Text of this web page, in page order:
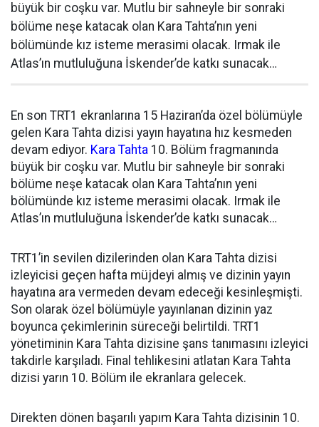
büyük bir coşku var. Mutlu bir sahneyle bir sonraki
bölüme neşe katacak olan Kara Tahta’nın yeni
bölümünde kız isteme merasimi olacak. Irmak ile
Atlas’ın mutluluğuna İskender’de katkı sunacak…
En son TRT1 ekranlarına 15 Haziran’da özel bölümüyle
gelen Kara Tahta dizisi yayın hayatına hız kesmeden
devam ediyor. Kara Tahta 10. Bölüm fragmanında
büyük bir coşku var. Mutlu bir sahneyle bir sonraki
bölüme neşe katacak olan Kara Tahta’nın yeni
bölümünde kız isteme merasimi olacak. Irmak ile
Atlas’ın mutluluğuna İskender’de katkı sunacak…
TRT1’in sevilen dizilerinden olan Kara Tahta dizisi
izleyicisi geçen hafta müjdeyi almış ve dizinin yayın
hayatına ara vermeden devam edeceği kesinleşmişti.
Son olarak özel bölümüyle yayınlanan dizinin yaz
boyunca çekimlerinin süreceği belirtildi. TRT1
yönetiminin Kara Tahta dizisine şans tanımasını izleyici
takdirle karşıladı. Final tehlikesini atlatan Kara Tahta
dizisi yarın 10. Bölüm ile ekranlara gelecek.
Direkten dönen başarılı yapım Kara Tahta dizisinin 10.